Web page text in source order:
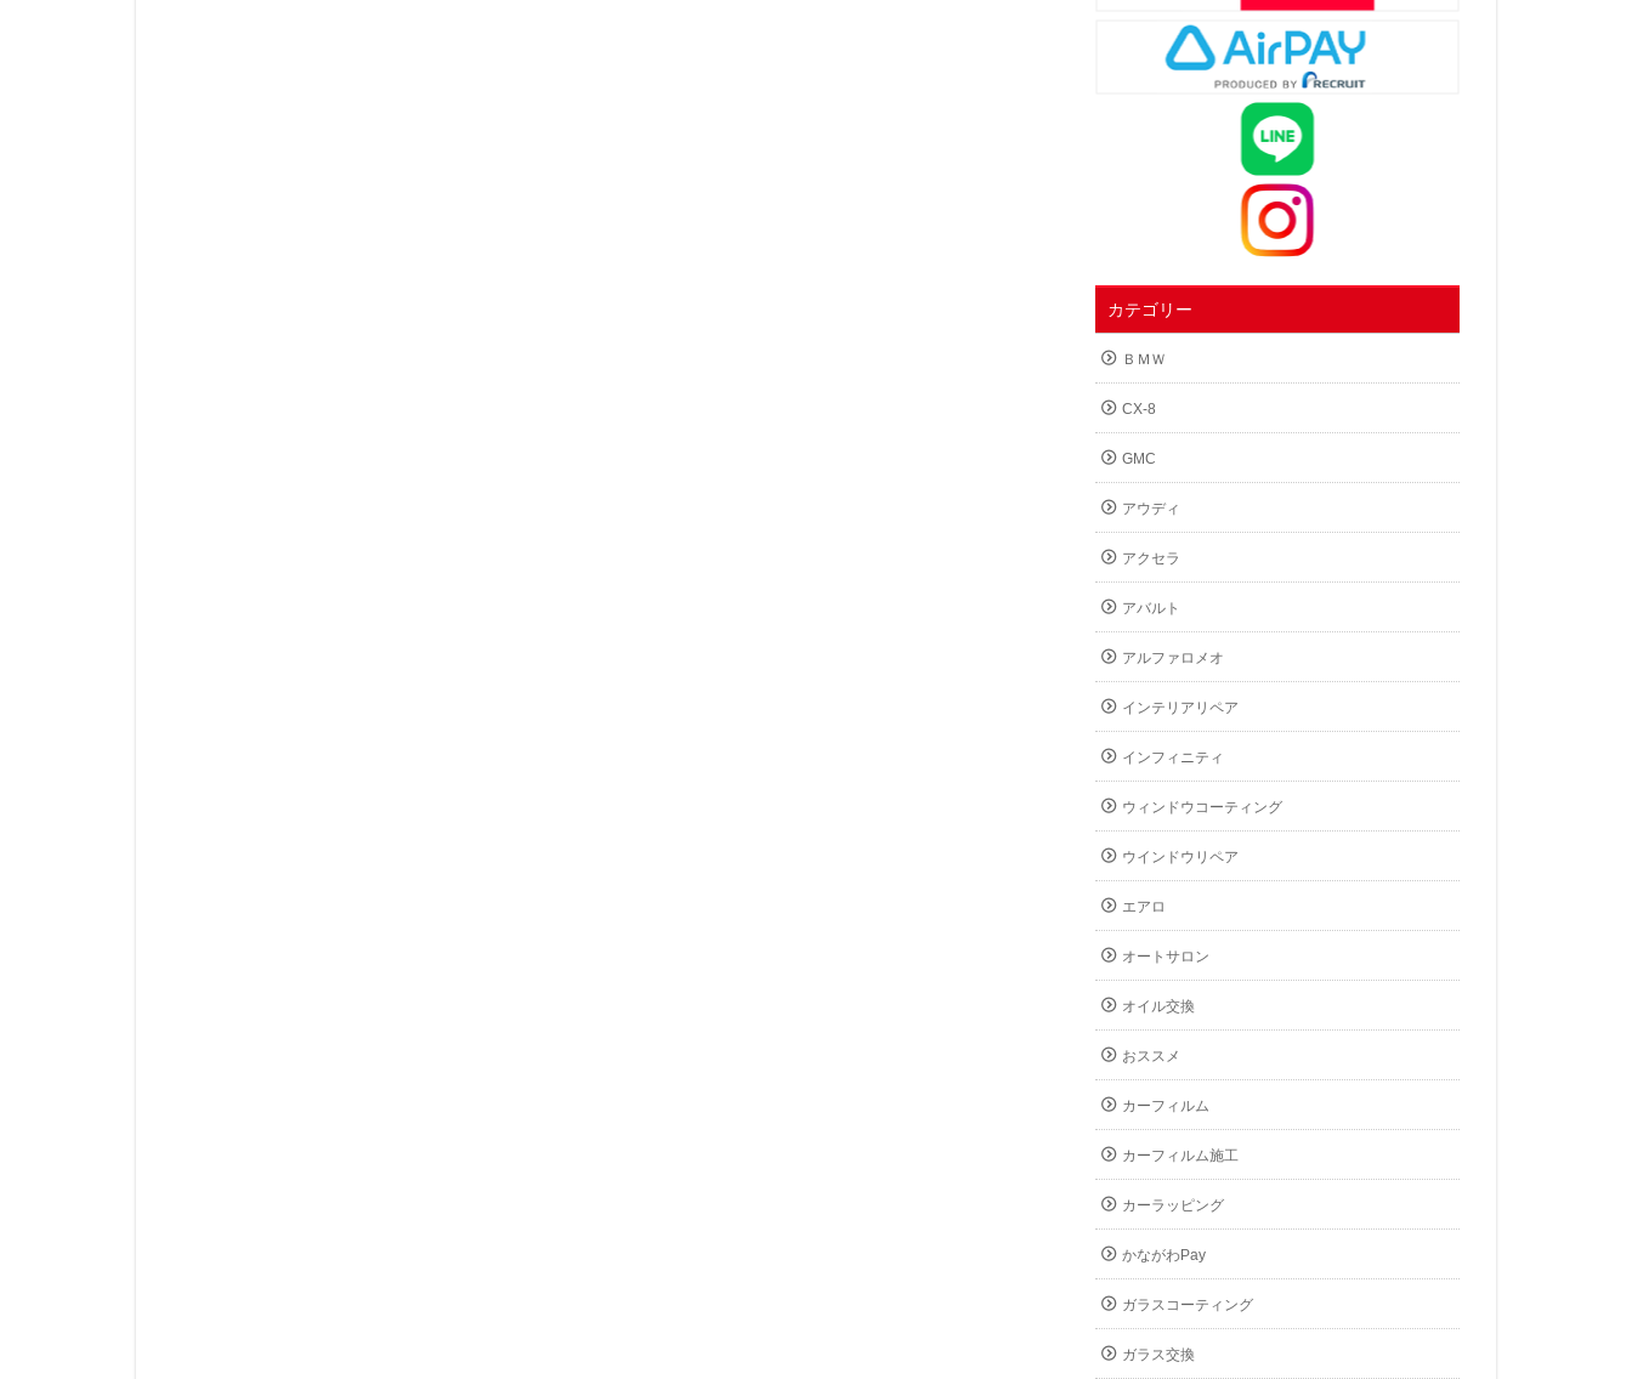
カテゴリー
ＢＭＷ
CX-8
GMC
アウディ
アクセラ
アバルト
アルファロメオ
インテリアリペア
インフィニティ
ウィンドウコーティング
ウインドウリペア
エアロ
オートサロン
オイル交換
おススメ
カーフィルム
カーフィルム施工
カーラッピング
かながわPay
ガラスコーティング
ガラス交換